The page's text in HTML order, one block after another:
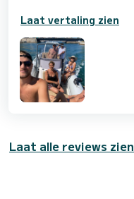
Laat vertaling zien
Laat alle reviews zien